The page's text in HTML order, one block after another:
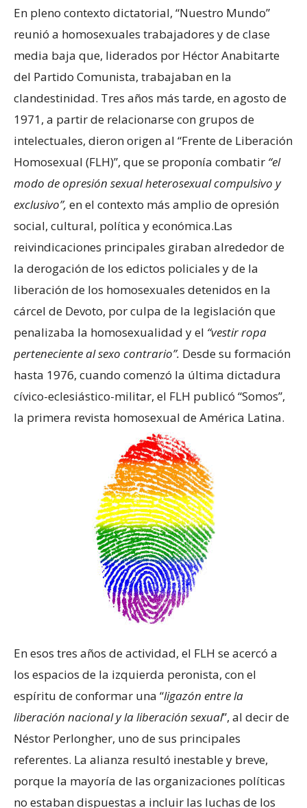
En pleno contexto dictatorial, “Nuestro Mundo”
reunió a homosexuales trabajadores y de clase
media baja que, liderados por Héctor Anabitarte
del Partido Comunista, trabajaban en la
clandestinidad. Tres años más tarde, en agosto de
1971, a partir de relacionarse con grupos de
intelectuales, dieron origen al “Frente de Liberación
Homosexual (FLH)”, que se proponía combatir “el
modo de opresión sexual heterosexual compulsivo y
exclusivo”, en el contexto más amplio de opresión
social, cultural, política y económica.Las
reivindicaciones principales giraban alrededor de
la derogación de los edictos policiales y de la
liberación de los homosexuales detenidos en la
cárcel de Devoto, por culpa de la legislación que
penalizaba la homosexualidad y el “vestir ropa
perteneciente al sexo contrario”. Desde su formación
hasta 1976, cuando comenzó la última dictadura
cívico-eclesiástico-militar, el FLH publicó “Somos”,
la primera revista homosexual de América Latina.
En esos tres años de actividad, el FLH se acercó a
los espacios de la izquierda peronista, con el
espíritu de conformar una “ligazón entre la
liberación nacional y la liberación sexual”, al decir de
Néstor Perlongher, uno de sus principales
referentes. La alianza resultó inestable y breve,
porque la mayoría de las organizaciones políticas
no estaban dispuestas a incluir las luchas de los